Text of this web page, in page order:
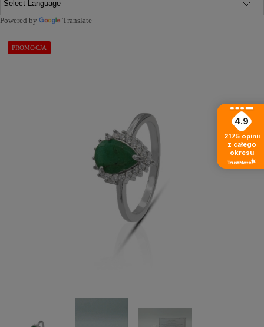
Powered by Translate
PROMOCJA
4.9
2175 opinii
z całego
okresu